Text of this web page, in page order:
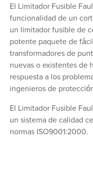
El Limitador Fusible
funcionalidad de un
un limitador fusible de
potente paquete de
transformadores de
nuevas o existentes de
respuesta a los
ingenieros de
El Limitador Fusible
un sistema de calidad
normas ISO9001:2000.